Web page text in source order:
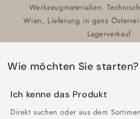
Werkzeugmaterialien.
Wien, Lieferung in ganz
Lagerverkauf.
Wie möchten Sie starten?
Ich kenne das Produkt
Direkt suchen oder aus dem